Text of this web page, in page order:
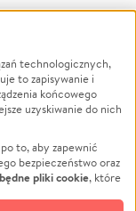
Powódź
Wichura
NGO
Edukacja
Podróż
Impreza
technologicznych,
to zapisywanie i
końcowego
uzyskiwanie do nich
to, aby zapewnić
bezpieczeństwo oraz
pliki cookie, które